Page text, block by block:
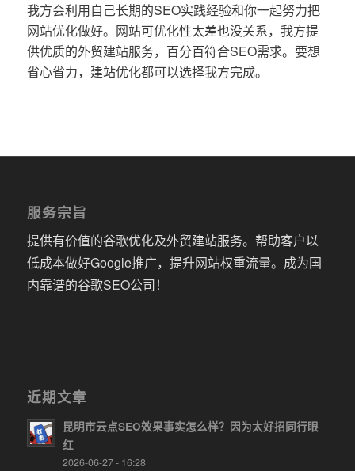
我方会利用自己长期的SEO实践经验和你一起努力把
网站优化做好。网站可优化性太差也没关系，我方提
供优质的外贸建站服务，百分百符合SEO需求。要想
省心省力，建站优化都可以选择我方完成。
服务宗旨
提供有价值的谷歌优化及外贸建站服务。帮助客户以
低成本做好Google推广，提升网站权重流量。成为国
内靠谱的谷歌SEO公司！
近期文章
昆明市云点SEO效果事实怎么样？因为太好招同行眼
红
2026-06-27 - 16:28